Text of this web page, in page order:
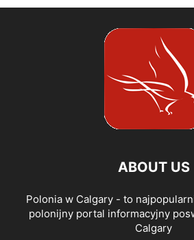
ABOUT US
Polonia w Calgary - to
polonijny portal informacyjny
Calgary